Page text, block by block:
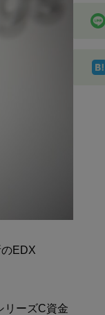
EDX
リーズC資金